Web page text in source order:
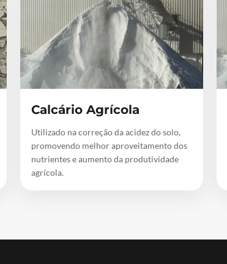
Calcário Agrícola
Utilizado na correção da acidez do solo,
promovendo melhor aproveitamento dos
nutrientes e aumento da produtividade
agrícola.